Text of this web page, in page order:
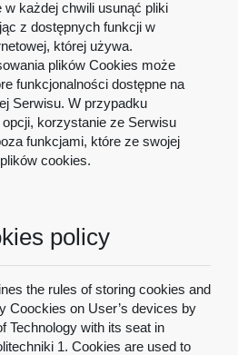
każdej chwili usunąć pliki
z dostępnych funkcji w
której używa.
plików Cookies może
funkcjonalności dostępne na
Serwisu. W przypadku
korzystanie ze Serwisu
funkcjami, które ze swojej
cookies.
policy
the rules of storing cookies and
Coockies on User’s devices by
Technology with its seat in
1. Cookies are used to